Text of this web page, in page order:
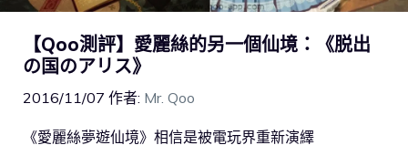
【Qoo測評】愛麗絲的另一個仙境：《脱出
の国のアリス》
2016/11/07 作者: Mr. Qoo
《愛麗絲夢遊仙境》相信是被電玩界重新演繹